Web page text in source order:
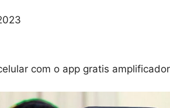
com o app gratis